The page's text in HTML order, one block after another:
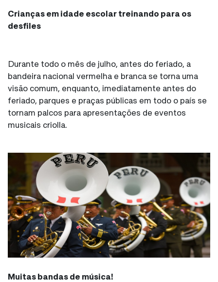
Crianças em idade escolar treinando para os
desfiles
Durante todo o mês de julho, antes do feriado, a
bandeira nacional vermelha e branca se torna uma
visão comum, enquanto, imediatamente antes do
feriado, parques e praças públicas em todo o país se
tornam palcos para apresentações de eventos
musicais criolla.
Muitas bandas de música!